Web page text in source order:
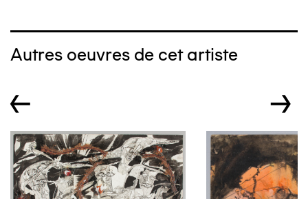
Autres oeuvres de cet artiste
← →